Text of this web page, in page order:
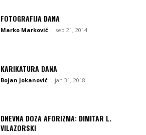
FOTOGRAFIJA DANA
Marko Marković - sep 21, 2014
KARIKATURA DANA
Bojan Jokanović - jan 31, 2018
DNEVNA DOZA AFORIZMA: DIMITAR L.
VILAZORSKI